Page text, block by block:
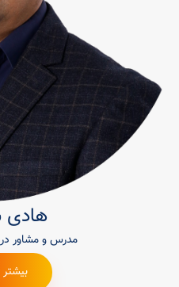
مدرس و مشاور
بیشتر